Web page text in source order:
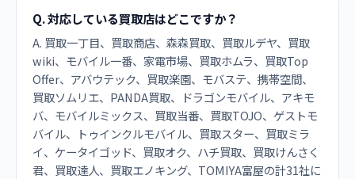
Q. 対応している買取店はどこですか？
A. 買取一丁目、買取商店、森森買取、買取ルデヤ、買取
wiki、モバイル一番、家電市場、買取ホムラ、買取Top
Offer、アバウテック、買取楽園、モバステ、携帯空間、
買取ソムリエ、PANDA買取、ドラゴンモバイル、アキモ
バ、モバイルミックス、買取当番、買取TOJO、ゲストモ
バイル、トゥインクルモバイル、買取スター、買取ミラ
イ、ケータイゴッド、買取オク、ハチ買取、買取けんさく
君、買取達人、買取エノキング、TOMIYA富屋の計31社に